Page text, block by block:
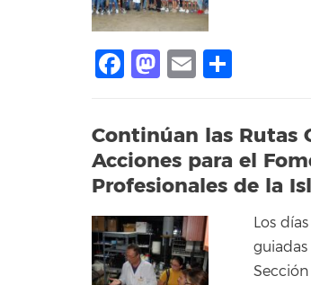
Facebook
Mastodon
Email
Continúan las Rutas
Acciones para el
Profesionales de la
Los
guiadas